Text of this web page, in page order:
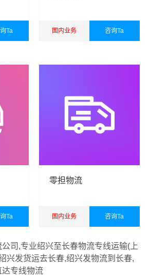
始终致力于为客户提供优质高效的绍
兴物流到长春,绍兴至长春物流专线运
关问题。当然，还有很多优秀的
的物流服务商。
）从绍兴发货运去长春、绍兴发物流
到长春直达专线物流
Ta 国内业务 咨询Ta
Ta
零担物流
国内业务 咨询Ta
司,专业绍兴至长春物流专线运输(上
兴发货运去长春,绍兴发物流到长春,
专线物流